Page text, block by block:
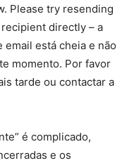
Please try resending
directly – a
email está cheia e não
momento. Por favor
tarde ou contactar a
é complicado,
e os